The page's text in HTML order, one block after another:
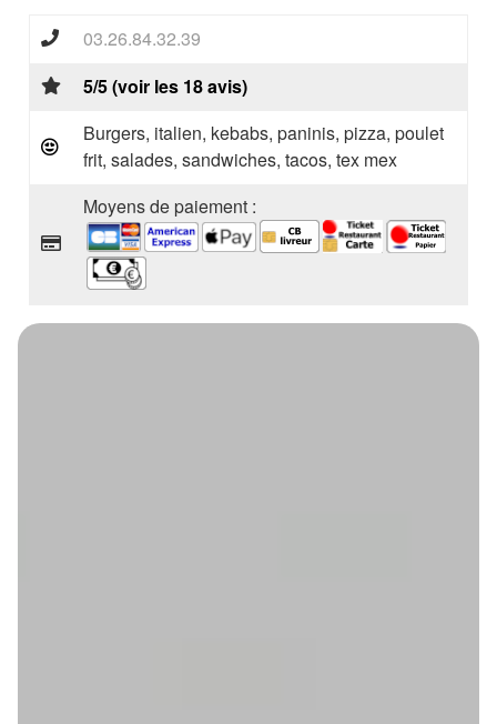
03.26.84.32.39
5/5 (voir les 18 avis)
Burgers, italien, kebabs, paninis, pizza, poulet
frit, salades, sandwiches, tacos, tex mex
Moyens de paiement :